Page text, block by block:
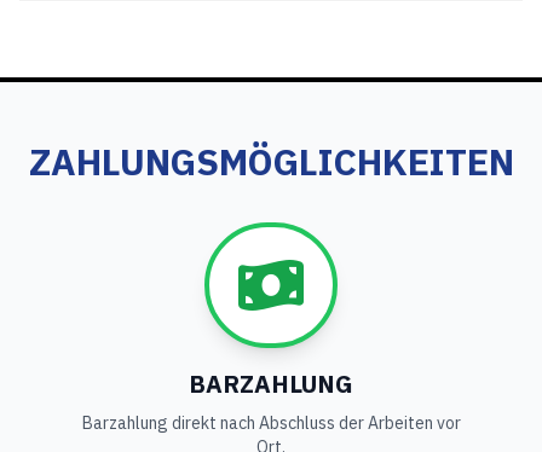
ZAHLUNGSMÖGLICHKEITEN
BARZAHLUNG
Barzahlung direkt nach Abschluss der Arbeiten vor
Ort.